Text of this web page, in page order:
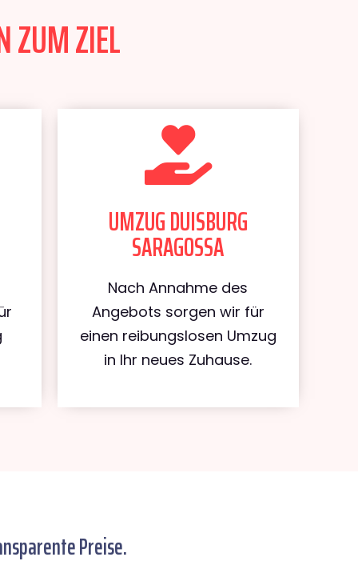
ZUM ZIEL
UMZUG DUISBURG
SARAGOSSA
Nach Annahme des
Angebots sorgen wir für
einen reibungslosen Umzug
in Ihr neues Zuhause.
Preise.